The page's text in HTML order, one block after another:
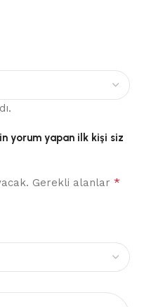
yorum yapan ilk kişi siz
Gerekli alanlar *